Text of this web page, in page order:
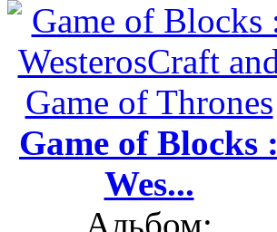
Game of Blocks :
Wes...